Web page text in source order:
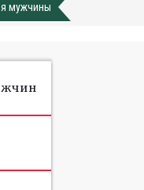
мужчины